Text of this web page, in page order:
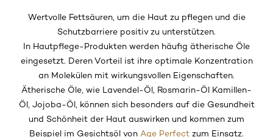
Wertvolle Fettsäuren, um die Haut zu pflegen und die
Schutzbarriere positiv zu unterstützen.
In Hautpflege-Produkten werden häufig ätherische Öle
eingesetzt. Deren Vorteil ist ihre optimale Konzentration
an Molekülen mit wirkungsvollen Eigenschaften.
Ätherische Öle, wie Lavendel-Öl, Rosmarin-Öl Kamillen-
Öl, Jojoba-Öl, können sich besonders auf die Gesundheit
und Schönheit der Haut auswirken und kommen zum
Beispiel im Gesichtsöl von Age Perfect zum Einsatz.